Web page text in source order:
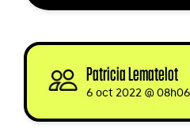
Patricia Lematelot
6 oct 2022 @ 08h06